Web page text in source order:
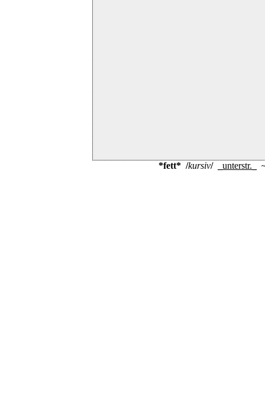
*fett* /kursiv/ unterstr. ~